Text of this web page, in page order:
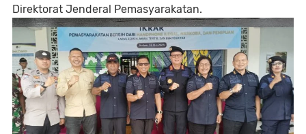
Direktorat Jenderal Pemasyarakatan.